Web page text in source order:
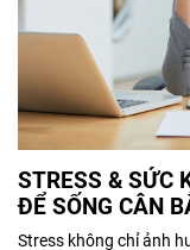
STRESS & SỨC
ĐỂ SỐNG CÂN
Stress không chỉ ảnh